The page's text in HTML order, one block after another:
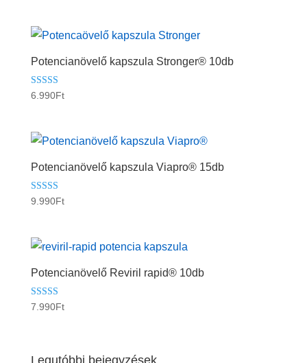
Potencianövelő kapszula Stronger® 10db
Értékelés:
6.990Ft
Potencianövelő kapszula Viapro® 15db
Értékelés:
9.990Ft
Potencianövelő Reviril rapid® 10db
Értékelés:
7.990Ft